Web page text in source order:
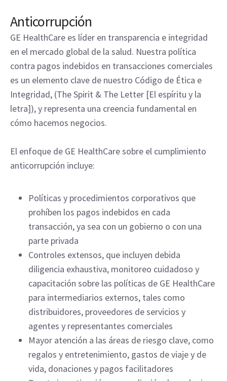
Anticorrupción
GE HealthCare es líder en transparencia e integridad
en el mercado global de la salud. Nuestra política
contra pagos indebidos en transacciones comerciales
es un elemento clave de nuestro Código de Ética e
Integridad, (The Spirit & The Letter [El espíritu y la
letra]), y representa una creencia fundamental en
cómo hacemos negocios.
El enfoque de GE HealthCare sobre el cumplimiento
anticorrupción incluye:
Políticas y procedimientos corporativos que
prohíben los pagos indebidos en cada
transacción, ya sea con un gobierno o con una
parte privada
Controles extensos, que incluyen debida
diligencia exhaustiva, monitoreo cuidadoso y
capacitación sobre las políticas de GE HealthCare
para intermediarios externos, tales como
distribuidores, proveedores de servicios y
agentes y representantes comerciales
Mayor atención a las áreas de riesgo clave, como
regalos y entretenimiento, gastos de viaje y de
vida, donaciones y pagos facilitadores